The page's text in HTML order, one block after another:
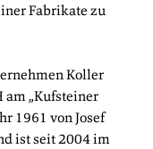
Fabrikate zu
Koller
am „Kufsteiner
1961 von Josef
ist seit 2004 im